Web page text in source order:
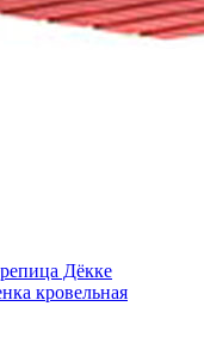
Дёкке
кровельная